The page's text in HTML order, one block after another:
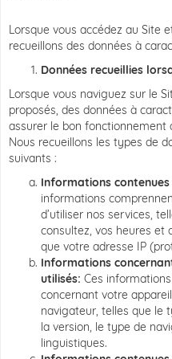
Lorsque vous accédez au Site
recueillons des données à
Données recueillies
Lorsque vous naviguez sur le
proposés, des données à
assurer le bon fonctionnement
Nous recueillons les types de
suivants :
Informations
informations
d’utiliser nos services,
consultez, vos heures et
que votre adresse IP
Informations
utilisés: Ces
concernant votre
navigateur, telles que le
la version, le type de
linguistiques.